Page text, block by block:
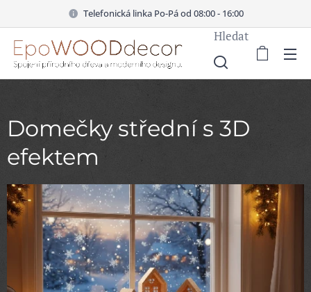
Telefonická linka Po-Pá od 08:00 - 16:00
Hledat
Domečky střední s 3D
efektem